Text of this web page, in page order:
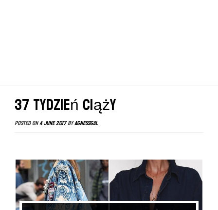
37 tydzień ciąży
Posted on4 June 2017byagnessgal